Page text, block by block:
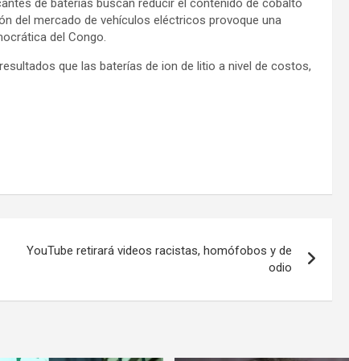
de baterías buscan reducir el contenido de cobalto
del mercado de vehículos eléctricos provoque una
del Congo.
que las baterías de ion de litio a nivel de costos,
YouTube retirará videos racistas, homófobos y de
odio